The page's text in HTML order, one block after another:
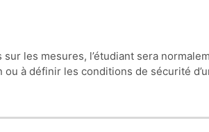
les mesures, l’étudiant sera
à définir les conditions de sécurité